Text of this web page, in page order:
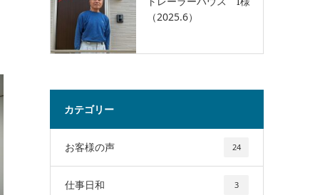
（2025.6）
カテゴリー
お客様の声 24
仕事日和 3